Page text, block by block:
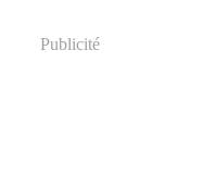
Publicité